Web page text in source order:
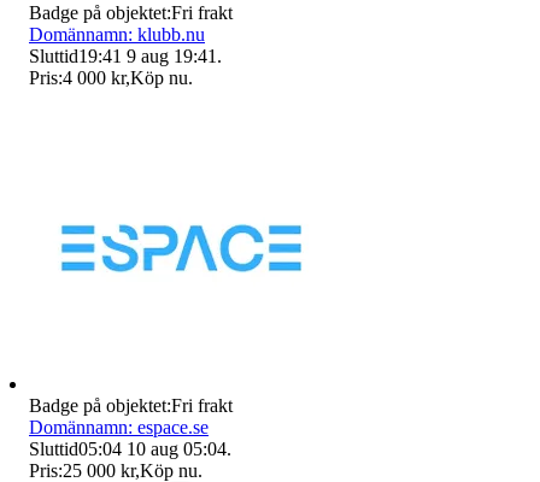
Badge på objektet:Fri frakt
Domännamn: klubb.nu
Sluttid19:41 9 aug 19:41 .
Pris:4 000 kr,Köp nu.
Badge på objektet:Fri frakt
Domännamn: espace.se
Sluttid05:04 10 aug 05:04.
Pris:25 000 kr,Köp nu.